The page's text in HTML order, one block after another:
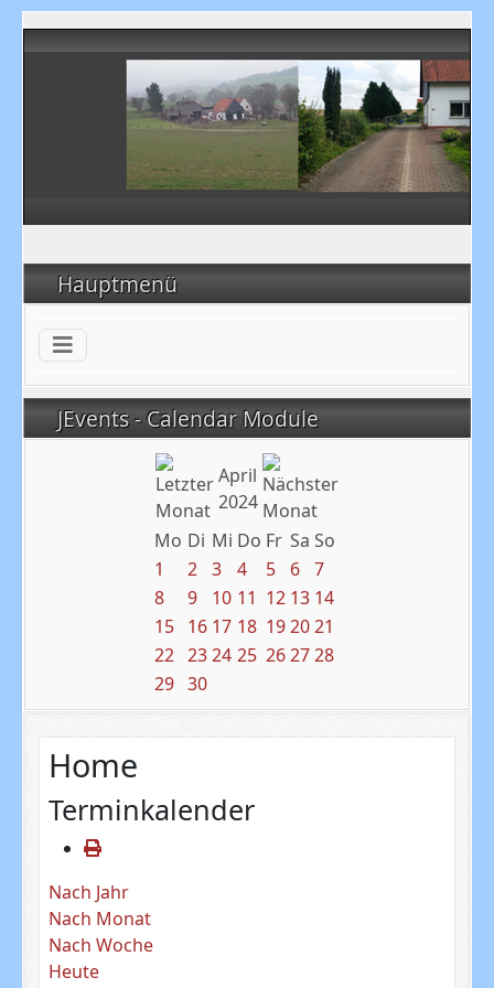
Hauptmenü
JEvents - Calendar Module
April
2024
Mo Di Mi Do Fr Sa So
1
2 3 4 5 6 7
8
9 10 11 12 13 14
15 16 17 18 192021
22 2324 25 262728
29 30
Home
Terminkalender
Nach Jahr
Nach Monat
Nach Woche
Heute